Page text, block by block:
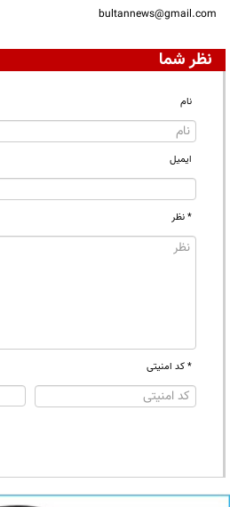
bultannews@gmail.com
نظر شما
نام
ایمیل
* نظر
* کد امنیتی